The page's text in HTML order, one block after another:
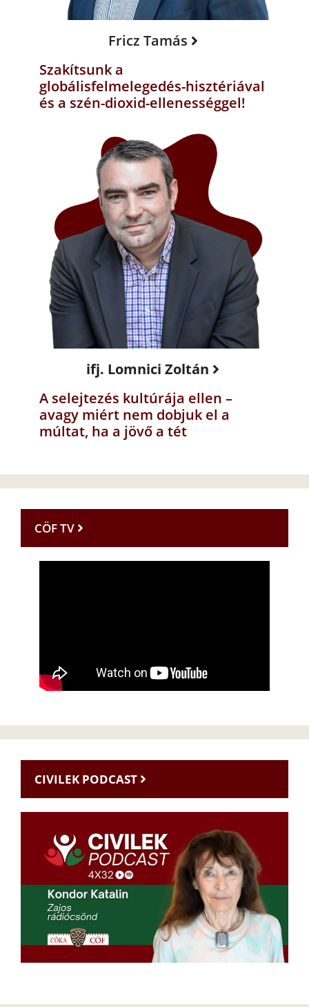
Fricz Tamás
Szakítsunk a
globálisfelmelegedés-hisztériával
és a szén-dioxid-ellenességgel!
ifj. Lomnici Zoltán
A selejtezés kultúrája ellen –
avagy miért nem dobjuk el a
múltat, ha a jövő a tét
CÖF TV
CIVILEK PODCAST